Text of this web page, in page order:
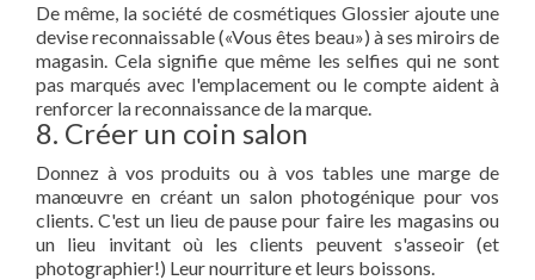
De même, la société de cosmétiques Glossier ajoute une
devise reconnaissable («Vous êtes beau») à ses miroirs de
magasin. Cela signifie que même les selfies qui ne sont
pas marqués avec l'emplacement ou le compte aident à
renforcer la reconnaissance de la marque.
8. Créer un coin salon
Donnez à vos produits ou à vos tables une marge de
manœuvre en créant un salon photogénique pour vos
clients. C'est un lieu de pause pour faire les magasins ou
un lieu invitant où les clients peuvent s'asseoir (et
photographier!) Leur nourriture et leurs boissons.